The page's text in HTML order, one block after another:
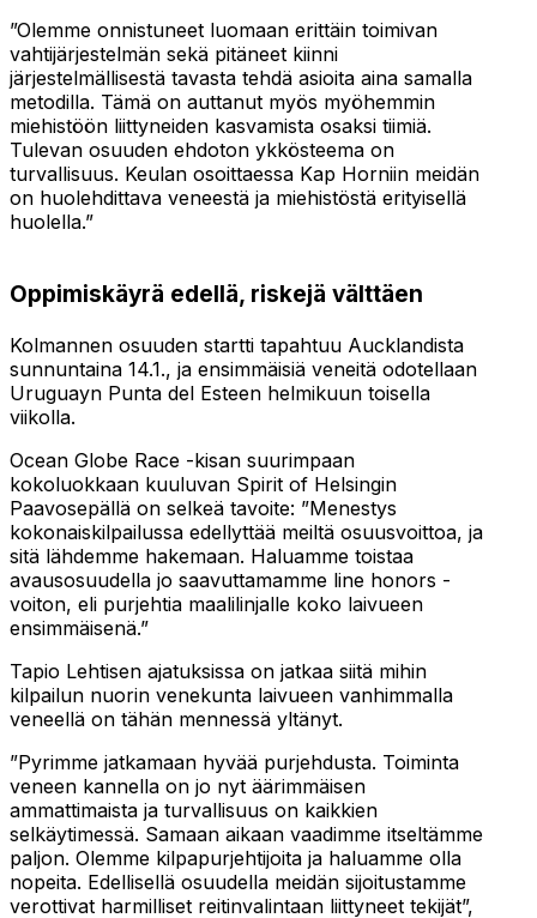
”Olemme onnistuneet luomaan erittäin toimivan
vahtijärjestelmän sekä pitäneet kiinni
järjestelmällisestä tavasta tehdä asioita aina samalla
metodilla. Tämä on auttanut myös myöhemmin
miehistöön liittyneiden kasvamista osaksi tiimiä.
Tulevan osuuden ehdoton ykkösteema on
turvallisuus. Keulan osoittaessa Kap Horniin meidän
on huolehdittava veneestä ja miehistöstä erityisellä
huolella.”
Oppimiskäyrä edellä, riskejä välttäen
Kolmannen osuuden startti tapahtuu Aucklandista
sunnuntaina 14.1., ja ensimmäisiä veneitä odotellaan
Uruguayn Punta del Esteen helmikuun toisella
viikolla.
Ocean Globe Race -kisan suurimpaan
kokoluokkaan kuuluvan Spirit of Helsingin
Paavosepällä on selkeä tavoite: ”Menestys
kokonaiskilpailussa edellyttää meiltä osuusvoittoa, ja
sitä lähdemme hakemaan. Haluamme toistaa
avausosuudella jo saavuttamamme line honors -
voiton, eli purjehtia maalilinjalle koko laivueen
ensimmäisenä.”
Tapio Lehtisen ajatuksissa on jatkaa siitä mihin
kilpailun nuorin venekunta laivueen vanhimmalla
veneellä on tähän mennessä yltänyt.
”Pyrimme jatkamaan hyvää purjehdusta. Toiminta
veneen kannella on jo nyt äärimmäisen
ammattimaista ja turvallisuus on kaikkien
selkäytimessä. Samaan aikaan vaadimme itseltämme
paljon. Olemme kilpapurjehtijoita ja haluamme olla
nopeita. Edellisellä osuudella meidän sijoitustamme
verottivat harmilliset reitinvalintaan liittyneet tekijät”,